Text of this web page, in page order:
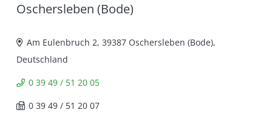
Oschersleben (Bode)
Am Eulenbruch 2, 39387 Oschersleben (Bode),
Deutschland
0 39 49 / 51 20 05
0 39 49 / 51 20 07